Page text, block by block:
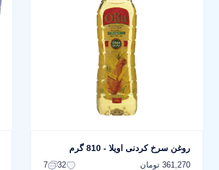
روغن سرخ کردنی اویلا - 810 گرم
361,270 تومان 32
7